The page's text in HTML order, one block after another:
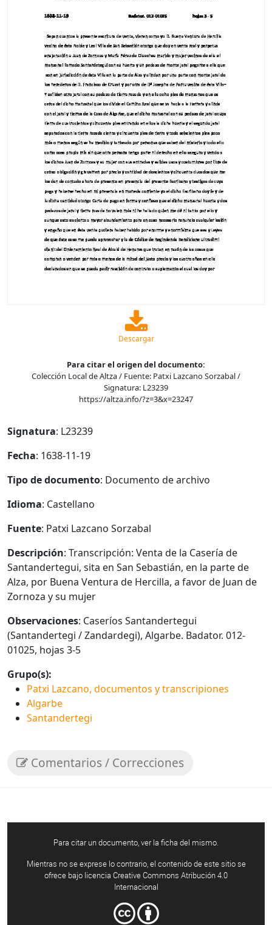
Descargar
Para citar el origen del documento:
Colección Local de Altza / Fuente: Patxi Lazcano Sorzabal /
Signatura: L23239
https://altza.info/?z=3&x=23247
Signatura: L23239
Fecha: 1638-11-19
Tipo de documento: Documento de archivo
Idioma: Castellano
Fuente: Patxi Lazcano Sorzabal
Descripción: Transcripción: Venta de la Casería de
Santandertegui, sita en San Sebastián, en la parte de
Alza, por Buena Ventura de Hercilla, a favor de Juan de
Zornoza y su mujer
Observaciones: Caseríos Santandertegui
(Santandertegi / Zandardegi), Algarbe. Badator. 012-
01025, hojas 3-5
Grupo(s):
Patxi Lazcano, documentos y transcripiones
Algarbe
Santandertegi
Comentarios / Correcciones
Para citar un documento, ver la ficha del mismo.
Mientras no se exprese lo contrario, el contenido de este sitio se
ofrece bajo licencia Creative Commons Atribución 4.0
Internacional